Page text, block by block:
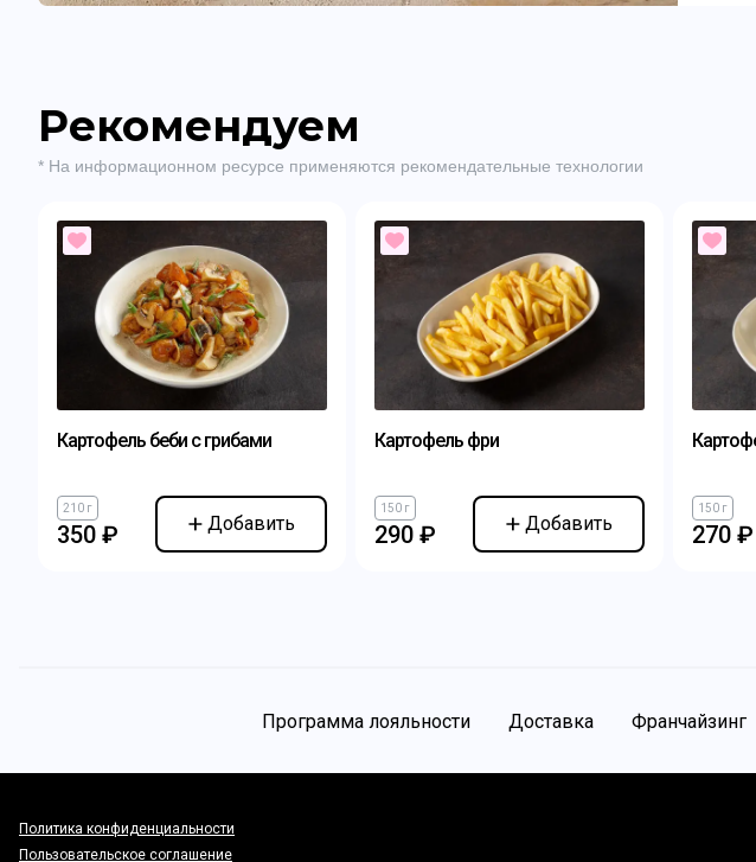
Рекомендуем
* На информационном ресурсе применяются рекомендательные технологии
Картофель беби с грибами
210 г
350 ₽ Добавить
Картофель фри
150 г
290 ₽ Добавить
150 г
270 ₽
Программа лояльности Доставка Франчайзинг
Политика конфиденциальности
Пользовательское соглашение